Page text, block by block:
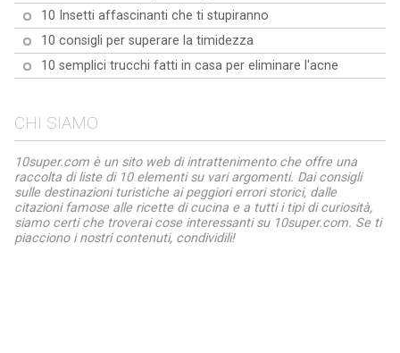
10 Insetti affascinanti che ti stupiranno
10 consigli per superare la timidezza
10 semplici trucchi fatti in casa per eliminare l'acne
CHI SIAMO
10super.com è un sito web di intrattenimento che offre una
raccolta di liste di 10 elementi su vari argomenti. Dai consigli
sulle destinazioni turistiche ai peggiori errori storici, dalle
citazioni famose alle ricette di cucina e a tutti i tipi di curiosità,
siamo certi che troverai cose interessanti su 10super.com. Se ti
piacciono i nostri contenuti, condividili!